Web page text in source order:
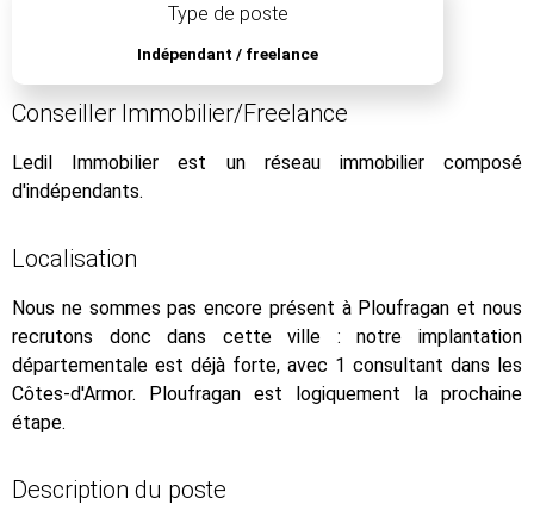
Type de poste
Indépendant / freelance
Conseiller Immobilier/Freelance
Ledil Immobilier est un réseau immobilier composé
d'indépendants.
Localisation
Nous ne sommes pas encore présent à Ploufragan et nous
recrutons donc dans cette ville : notre implantation
départementale est déjà forte, avec 1 consultant dans les
Côtes-d'Armor. Ploufragan est logiquement la prochaine
étape.
Description du poste